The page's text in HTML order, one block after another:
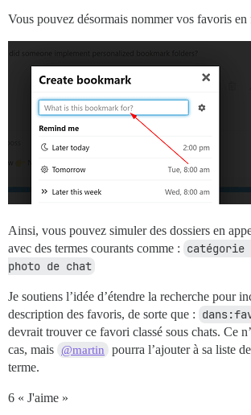
Vous pouvez désormais nommer vos favoris
Ainsi, vous pouvez simuler des dossiers en
avec des termes courants comme :
photo de chat
Je soutiens l’idée d’étendre la recherche pour
description des favoris, de sorte que :
devrait trouver ce favori classé sous chats. Ce
cas, mais @martin
pourra l’ajouter à sa liste
terme.
6 « J'aime »